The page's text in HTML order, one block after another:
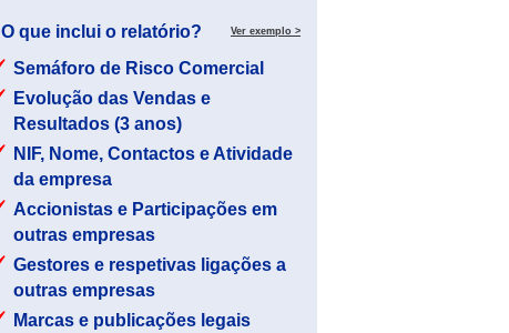
O que inclui o relatório? Ver exemplo >
Semáforo de Risco Comercial
Evolução das Vendas e
Resultados (3 anos)
NIF, Nome, Contactos e Atividade
da empresa
Accionistas e Participações em
outras empresas
Gestores e respetivas ligações a
outras empresas
Marcas e publicações legais